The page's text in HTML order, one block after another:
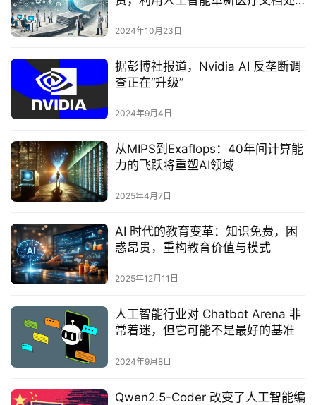
2024年10月23日
据彭博社报道，Nvidia AI 反垄断调
查正在“升级”
2024年9月4日
从MIPS到Exaflops：40年间计算能
力的飞跃将重塑AI领域
2025年4月7日
AI 时代的教育变革：知识免费，困
惑昂贵，重构教育价值与模式
2025年12月11日
人工智能行业对 Chatbot Arena 非
常着迷，但它可能不是最好的基准
2024年9月8日
Qwen2.5-Coder 改变了人工智能编